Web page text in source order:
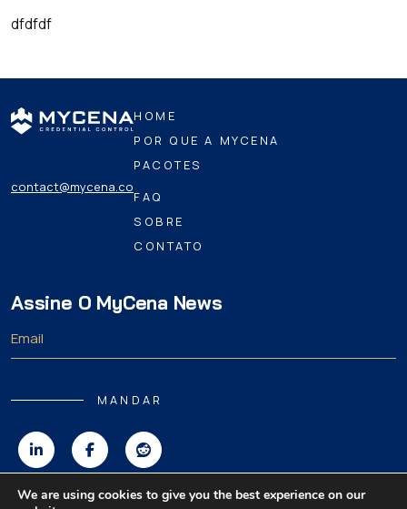
dfdfdf
contact@mycena.co
HOME
POR QUE A MYCENA
PACOTES
FAQ
SOBRE
CONTATO
Assine O MyCena News
MANDAR
We are using cookies to give you the best experience on our